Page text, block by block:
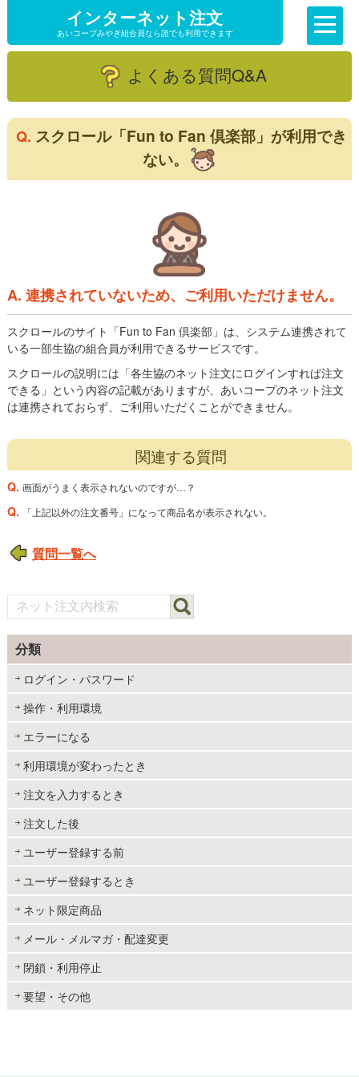
インターネット注文
あいコープみやぎ組合員なら誰でも利用できます
よくある質問Q&A
Q. スクロール「Fun to Fan 倶楽部」が利用でき
ない。
A. 連携されていないため、ご利用いただけません。
スクロールのサイト「Fun to Fan 倶楽部」は、システム連携されて
いる一部生協の組合員が利用できるサービスです。
スクロールの説明には「各生協のネット注文にログインすれば注文
できる」という内容の記載がありますが、あいコープのネット注文
は連携されておらず、ご利用いただくことができません。
関連する質問
Q. 画面がうまく表示されないのですが…？
Q. 「上記以外の注文番号」になって商品名が表示されない。
質問一覧へ
分類
ログイン・パスワード
操作・利用環境
エラーになる
利用環境が変わったとき
注文を入力するとき
注文した後
ユーザー登録する前
ユーザー登録するとき
ネット限定商品
メール・メルマガ・配達変更
閉鎖・利用停止
要望・その他